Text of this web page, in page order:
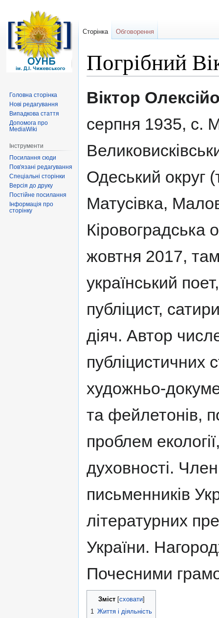
Погрібний
Перейти
до
Перейти
до
Віктор
серпня 1935, с.
Одеський округ
Матусівка,
Кіровоградська
жовтня 2017,
український
публіцист,
діяч. Автор
публіцистичних
художньо-
та фейлетонів,
проблем
духовності.
письменників
літературних
України.
Почесними
Зміст
1 Життя і діяльність
Сторінка Обговорення
Головна сторінка
Нові редагування
Випадкова стаття
Допомога про
MediaWiki
Інструменти
Посилання сюди
Пов'язані редагування
Спеціальні сторінки
Версія до друку
Постійне посилання
Інформація про
сторінку